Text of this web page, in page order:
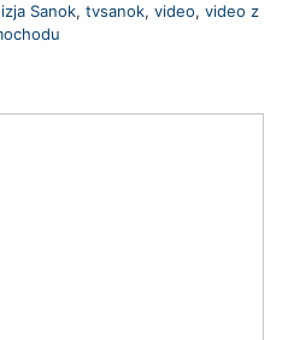
Sanok, tvsanok, video, video z